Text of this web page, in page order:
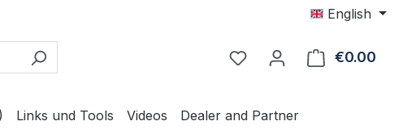
English
€0.00
Links und Tools Videos Dealer and Partner